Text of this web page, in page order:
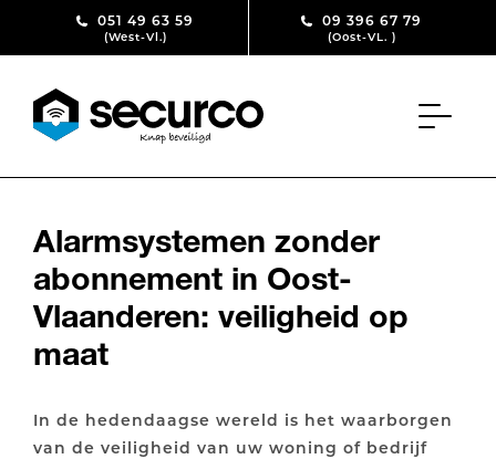
Skip to content051 49 63 59
(West-Vl.)
09 396 67 79
(Oost-VL. )
Alarmsystemen zonder
abonnement in Oost-
Vlaanderen: veiligheid op
maat
In de hedendaagse wereld is het waarborgen
van de veiligheid van uw woning of bedrijf